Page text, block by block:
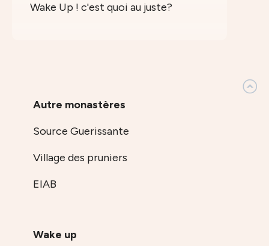
Wake Up ! c'est quoi au juste?
Autre monastères
Source Guerissante
Village des pruniers
EIAB
Wake up